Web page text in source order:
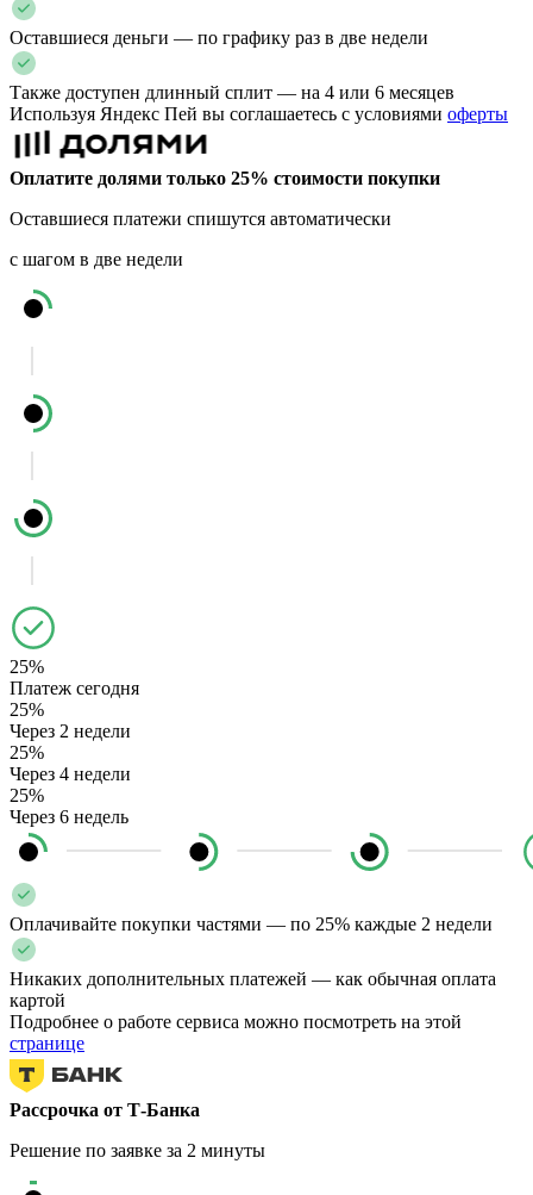
Оставшиеся деньги — по графику раз в две недели
Также доступен длинный сплит — на 4 или 6 месяцев
Используя Яндекс Пей вы соглашаетесь с условиями оферты
Оплатите долями только 25% стоимости покупки
Оставшиеся платежи спишутся автоматически
с шагом в две недели
25%
Платеж сегодня
25%
Через 2 недели
25%
Через 4 недели
25%
Через 6 недель
Оплачивайте покупки частями — по 25% каждые 2 недели
Никаких дополнительных платежей — как обычная оплата
картой
Подробнее о работе сервиса можно посмотреть на этой
странице
Рассрочка от Т-Банка
Решение по заявке за 2 минуты